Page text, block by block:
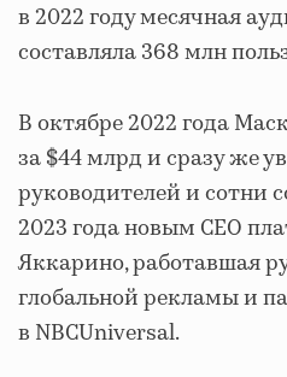
в 2022 году месячная
составляла 368 млн
В октябре 2022 года
за $44 млрд и сразу же
руководителей и сотни
2023 года новым CEO
Яккарино, работавшая
глобальной рекламы и
в NBCUniversal.